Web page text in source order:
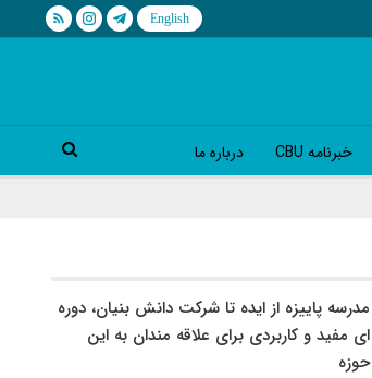
خبرنامه CBU درباره ما
مدرسه پاییزه از ایده تا شرکت دانش بنیان، دوره
ای مفید و کاربردی برای علاقه مندان به این
حوزه